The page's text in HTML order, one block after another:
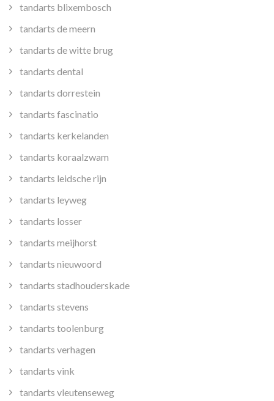
tandarts blixembosch
tandarts de meern
tandarts de witte brug
tandarts dental
tandarts dorrestein
tandarts fascinatio
tandarts kerkelanden
tandarts koraalzwam
tandarts leidsche rijn
tandarts leyweg
tandarts losser
tandarts meijhorst
tandarts nieuwoord
tandarts stadhouderskade
tandarts stevens
tandarts toolenburg
tandarts verhagen
tandarts vink
tandarts vleutenseweg